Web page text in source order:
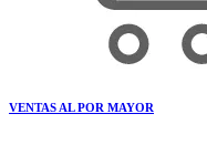
VENTAS AL POR MAYOR